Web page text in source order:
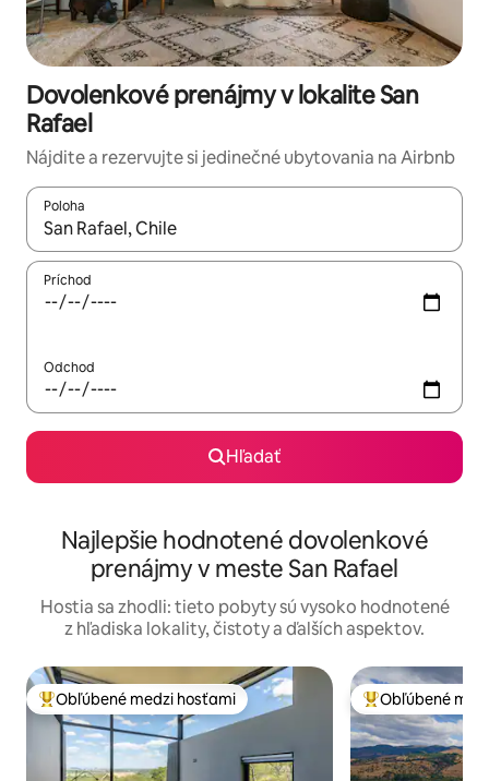
Dovolenkové prenájmy v lokalite San
Rafael
Nájdite a rezervujte si jedinečné ubytovania na Airbnb
Poloha
Keď budú výsledky k dispozícii, môžete si ich prechádzať
Príchod
Odchod
Hľadať
Najlepšie hodnotené dovolenkové
prenájmy v meste San Rafael
Hostia sa zhodli: tieto pobyty sú vysoko hodnotené
z hľadiska lokality, čistoty a ďalších aspektov.
Najobľúbenejšie medzi hosťami
Obľúbené medzi hosťami Najobľúbenejšie
Obľúbené